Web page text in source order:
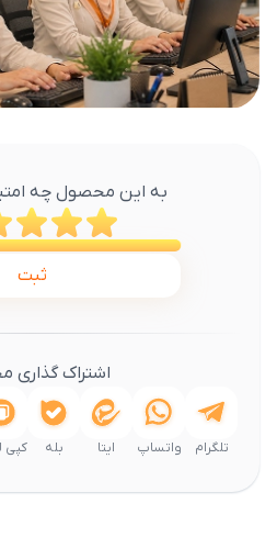
به این محصول چه
ثبت
اشتراک
تلگرام واتساپ ایتا بله کپی